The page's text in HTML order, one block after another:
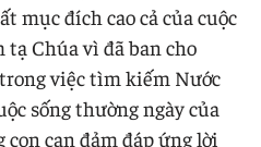
mục đích cao cả của cuộc
Chúa vì đã ban cho
việc tìm kiếm Nước
sống thường ngày của
can đảm đáp ứng lời